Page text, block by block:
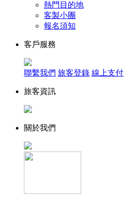
熱門目的地
客製小團
報名須知
客戶服務
聯繫我們 旅客登錄 線上支付
旅客資訊
關於我們